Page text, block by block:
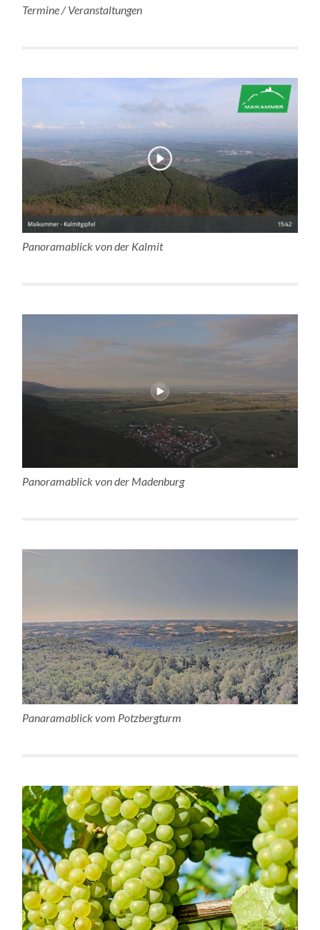
Termine / Veranstaltungen
Panoramablick von der Kalmit
Panoramablick von der Madenburg
Panaramablick vom Potzbergturm